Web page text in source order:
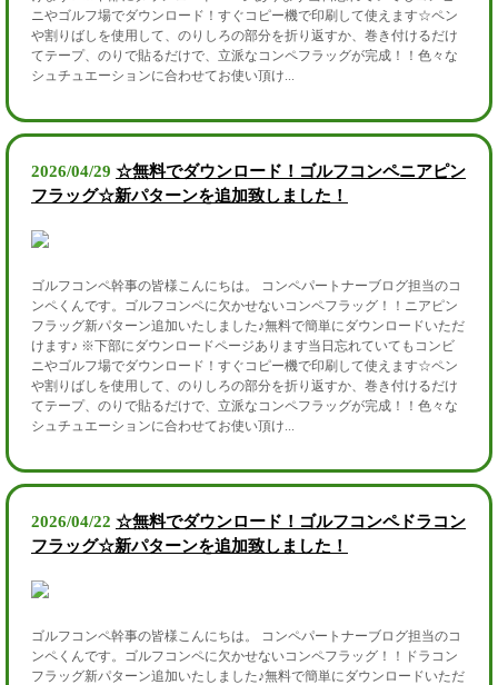
ニやゴルフ場でダウンロード！すぐコピー機で印刷して使えます☆ペン
や割りばしを使用して、のりしろの部分を折り返すか、巻き付けるだけ
てテープ、のりで貼るだけで、立派なコンペフラッグが完成！！色々な
シュチュエーションに合わせてお使い頂け...
2026/04/29 ☆無料でダウンロード！ゴルフコンペニアピン
フラッグ☆新パターンを追加致しました！
ゴルフコンペ幹事の皆様こんにちは。 コンペパートナーブログ担当のコ
ンペくんです。ゴルフコンペに欠かせないコンペフラッグ！！ニアピン
フラッグ新パターン追加いたしました♪無料で簡単にダウンロードいただ
けます♪ ※下部にダウンロードページあります当日忘れていてもコンビ
ニやゴルフ場でダウンロード！すぐコピー機で印刷して使えます☆ペン
や割りばしを使用して、のりしろの部分を折り返すか、巻き付けるだけ
てテープ、のりで貼るだけで、立派なコンペフラッグが完成！！色々な
シュチュエーションに合わせてお使い頂け...
2026/04/22 ☆無料でダウンロード！ゴルフコンペドラコン
フラッグ☆新パターンを追加致しました！
ゴルフコンペ幹事の皆様こんにちは。 コンペパートナーブログ担当のコ
ンペくんです。ゴルフコンペに欠かせないコンペフラッグ！！ドラコン
フラッグ新パターン追加いたしました♪無料で簡単にダウンロードいただ